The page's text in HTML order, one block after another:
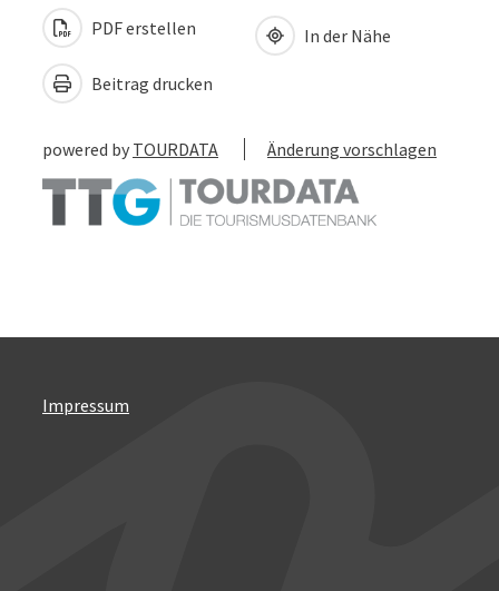
PDF erstellen
Beitrag drucken
In der Nähe
powered by TOURDATA Änderung vorschlagen
Impressum